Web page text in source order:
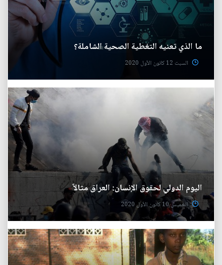
ما الذي تعنيه التغطية الصحية الشاملة؟
السبت 12 كانون الأول 2020
اليوم الدولي لحقوق الإنسان: العراق مثالاً
الخميس 10 كانون الأول 2020